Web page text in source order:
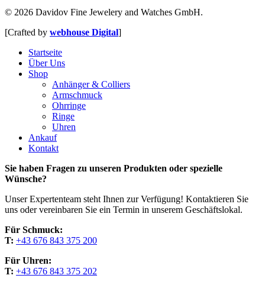
© 2026 Davidov Fine Jewelery and Watches GmbH.
[Crafted by webhouse Digital]
Close
Menu
Startseite
Über Uns
Shop
Anhänger & Colliers
Armschmuck
Ohrringe
Ringe
Uhren
Ankauf
Kontakt
Sie haben Fragen zu unseren Produkten oder spezielle
Wünsche?
Unser Expertenteam steht Ihnen zur Verfügung! Kontaktieren Sie
uns oder vereinbaren Sie ein Termin in unserem Geschäftslokal.
Für Schmuck:
T: +43 676 843 375 200
Für Uhren:
T: +43 676 843 375 202